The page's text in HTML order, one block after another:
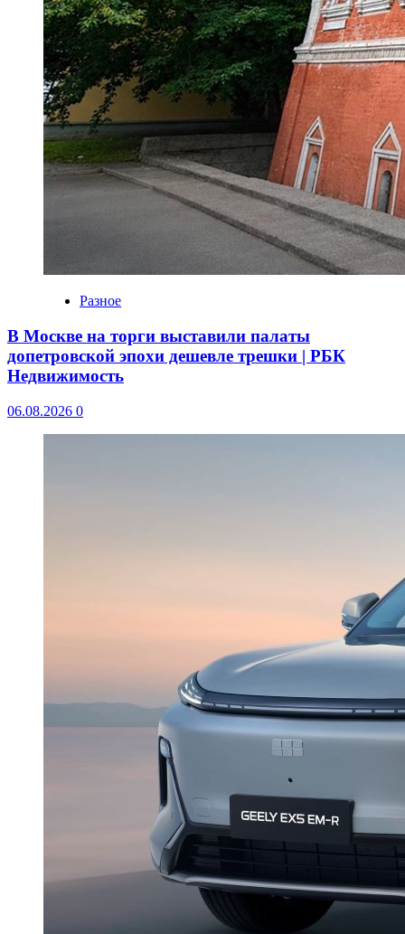
Разное
В Москве на торги выставили палаты
допетровской эпохи дешевле трешки | РБК
Недвижимость
06.08.2026 0